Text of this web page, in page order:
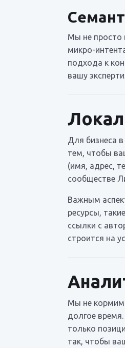
Мы не просто
микро-
подхода к
вашу
Для бизнеса
тем, чтобы
(имя, адрес,
сообществе
Важным
ресурсы,
ссылки с
строится на
Мы не кормим
долгое
только
так, чтобы